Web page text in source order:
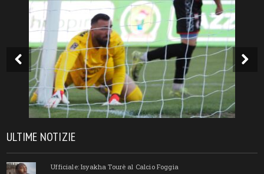
ULTIME NOTIZIE
Ufficiale: Isyakha Tourè al Calcio Foggia